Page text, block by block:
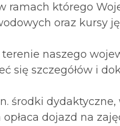
ramach którego
oraz kursy
terenie naszego
się szczegółów i
środki dydaktyczne,
dojazd na